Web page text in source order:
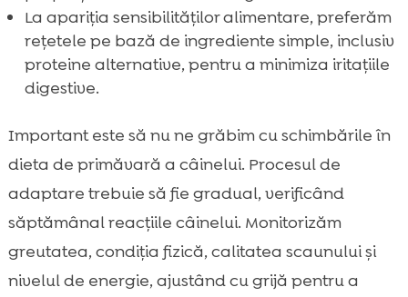
La apariția sensibilităților alimentare, preferăm
rețetele pe bază de ingrediente simple, inclusiv
proteine alternative, pentru a minimiza iritațiile
digestive.
Important este să nu ne grăbim cu schimbările în
dieta de primăvară a câinelui. Procesul de
adaptare trebuie să fie gradual, verificând
săptămânal reacțiile câinelui. Monitorizăm
greutatea, condiția fizică, calitatea scaunului și
nivelul de energie, ajustând cu grijă pentru a